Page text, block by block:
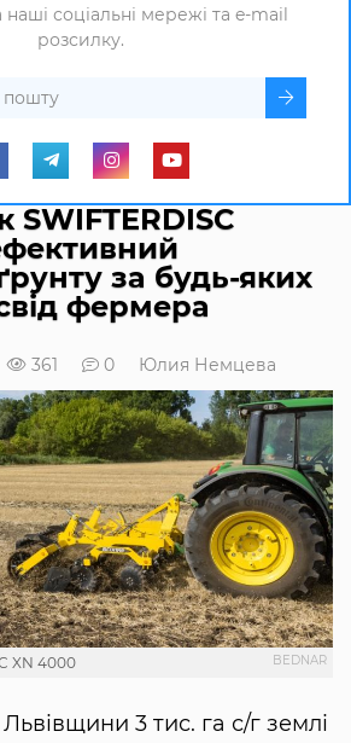
соціальні мережі та e-mail
розсилку.
за будь-яких
фермера
361 0 Юлия Немцева
BEDNAR
XN 4000
3 тис. га с/г землі